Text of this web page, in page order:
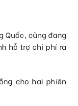
Quốc, cũng đang
hỗ trợ chi phí ra
cho hai phiên